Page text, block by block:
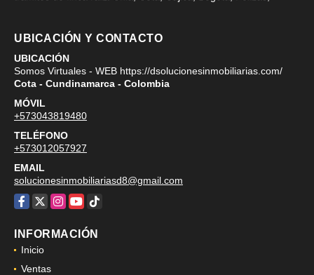
UBICACIÓN Y CONTACTO
UBICACIÓN
Somos Virtuales - WEB https://dsolucionesinmobiliarias.com/
Cota - Cundinamarca - Colombia
MÓVIL
+573043819480
TELÉFONO
+573012057927
EMAIL
solucionesinmobiliariasd8@gmail.com
Facebook
X Instagram
YouTube
TikTok
INFORMACIÓN
Inicio
Ventas